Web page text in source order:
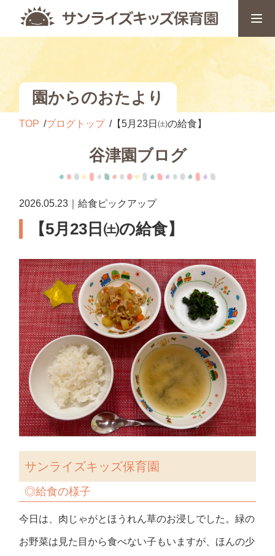
園からのおたより
TOP ブログトップ 【5月23日㈯の給食】
谷津園ブログ
2026.05.23｜給食ピックアップ
【5月23日㈯の給食】
サンライズキッズ保育園
◎給食の様子
今日は、肉じゃがとほうれん草のお浸しでした。緑の
お野菜は見た目から食べない子もいますが、ほんの少